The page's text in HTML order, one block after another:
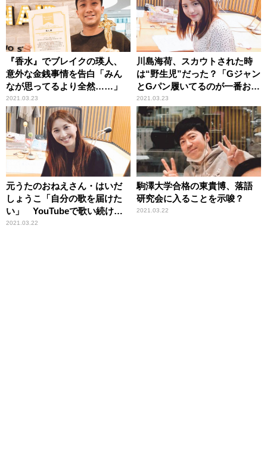
『香水』でブレイクの瑛人、
意外な金銭事情を告白「みん
なが思ってるより全然……」
2021.03.23
川島海荷、スカウトされた時
は“野生児”だった？「Gジャン
とGパン履いてるのが一番おし
ゃれだと思って……（笑）」
2021.03.23
元うたのおねえさん・はいだ
しょうこ「自分の歌を届けた
い」 YouTubeで歌い続ける
理由を語る
2021.03.22
駒澤大学合格の東貴博、落語
研究会に入ることを示唆？
2021.03.22